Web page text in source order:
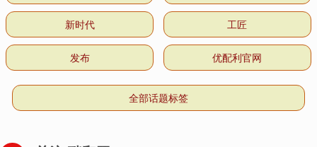
新时代 工匠
发布 优配利官网
全部话题标签